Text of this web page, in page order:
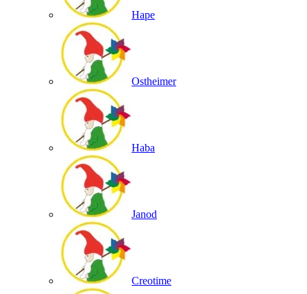
Hape
Ostheimer
Haba
Janod
Creotime